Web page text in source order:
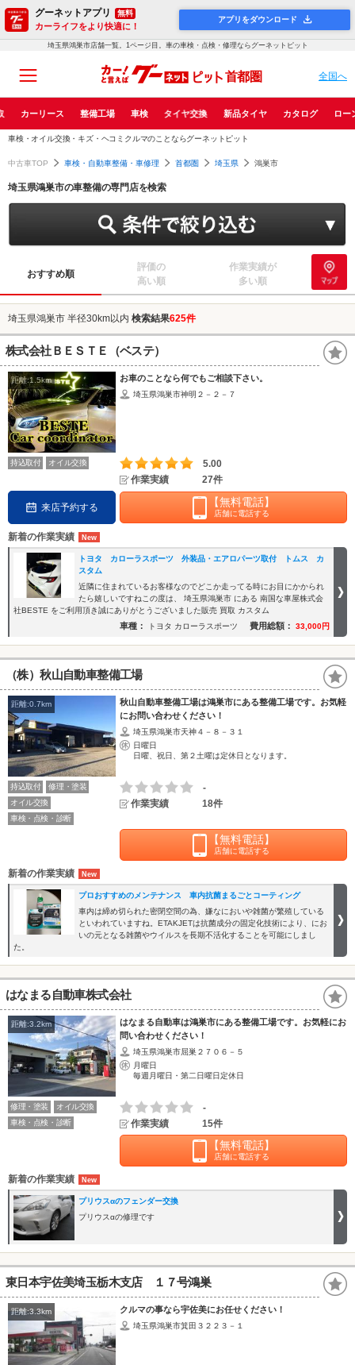
グーネットアプリ 無料
カーライフをより快適に！
アプリをダウンロード
埼玉県鴻巣市店舗一覧。1ページ目。車の車検・点検・修理ならグーネットピット
首都圏 全国へ
カーリース 整備工場 車検 タイヤ交換 新品タイヤ カタログ ロー
車検・オイル交換・キズ・ヘコミクルマのことならグーネットピット
中古車TOP 車検・自動車整備・車修理 首都圏 埼玉県 鴻巣市
埼玉県鴻巣市の車整備の専門店を検索
おすすめ順
評価の
高い順
作業実績が
多い順
埼玉県鴻巣市 半径30km以内 検索結果625件
株式会社ＢＥＳＴＥ（ベステ）
距離:1.5km お車のことなら何でもご相談下さい。
埼玉県鴻巣市神明２－２－７
持込取付 オイル交換
5.00
作業実績
27件
来店予約する 【無料電話】
店舗に電話する
新着の作業実績
トヨタ カローラスポーツ 外装品・エアロパーツ取付 トムス カ
スタム
近隣に住まれているお客様なのでどこか走ってる時にお目にかかられ
たら嬉しいですねこの度は、 埼玉県鴻巣市 にある 南国な車屋株式会
社BESTE をご利用頂き誠にありがとうございました販売 買取 カスタム
車種： トヨタ カローラスポーツ 費用総額： 33,000円
（株）秋山自動車整備工場
距離:0.7km
秋山自動車整備工場は鴻巣市にある整備工場です。お気軽
にお問い合わせください！
埼玉県鴻巣市天神４－８－３１
日曜日
日曜、祝日、第２土曜は定休日となります。
持込取付
修理・塗装
オイル交換
車検・点検・診断
-
作業実績
18件
【無料電話】
店舗に電話する
新着の作業実績
プロおすすめのメンテナンス 車内抗菌まるごとコーティング
車内は締め切られた密閉空間の為、嫌なにおいや雑菌が繁殖している
といわれていますね。ETAKJETは抗菌成分の固定化技術により、にお
いの元となる雑菌やウイルスを長期不活化することを可能にしまし
た。
はなまる自動車株式会社
距離:3.2km
はなまる自動車は鴻巣市にある整備工場です。お気軽にお
問い合わせください！
埼玉県鴻巣市屈巣２７０６－５
月曜日
毎週月曜日・第二日曜日定休日
修理・塗装
オイル交換
車検・点検・診断
-
作業実績
15件
【無料電話】
店舗に電話する
新着の作業実績
プリウスαのフェンダー交換
プリウスαの修理です
東日本宇佐美埼玉栃木支店 １７号鴻巣
距離:3.3km クルマの事なら宇佐美にお任せください！
埼玉県鴻巣市箕田３２２３－１